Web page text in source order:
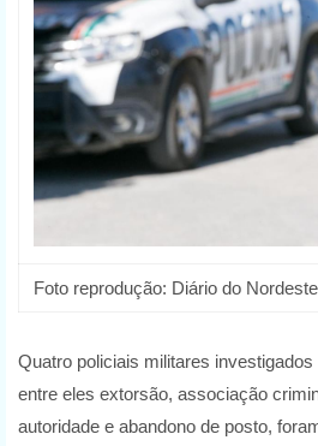
Foto reprodução: Diário do Nordeste
Quatro policiais militares
entre eles extorsão, associação
autoridade e abandono de posto,